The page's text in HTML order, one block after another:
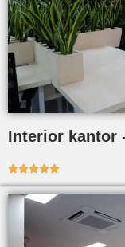
Interior kantor
